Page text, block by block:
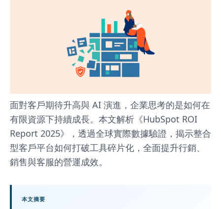
造
AI
時
代
營
收
面對客戶期待升高與 AI 演進，企業思考的是如何在
有限資源下持續成長。本文解析《HubSpot ROI
Report 2025》，透過全球實際數據驗證，揭示整合
型客戶平台如何打破工具碎片化，全面提升行銷、
銷售與客服的營運成效。
本文摘要